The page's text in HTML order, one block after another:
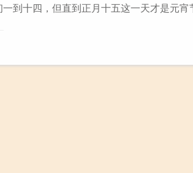
到十四，但直到正月十五这一天才是元宵